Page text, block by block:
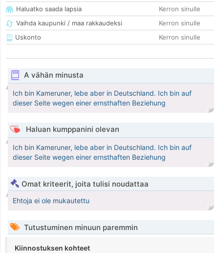
Haluatko saada lapsia
Kerron sinulle
Vaihda kaupunki / maa rakkaudeksi
Kerron sinulle
Uskonto
Kerron sinulle
A vähän minusta
Ich bin Kameruner, lebe aber in Deutschland. Ich bin auf
dieser Seite wegen einer ernsthaften Beziehung
Haluan kumppanini olevan
Ich bin Kameruner, lebe aber in Deutschland. Ich bin auf
dieser Seite wegen einer ernsthaften Beziehung
Omat kriteerit, joita tulisi noudattaa
Ehtoja ei ole mukautettu
Tutustuminen minuun paremmin
Kiinnostuksen kohteet